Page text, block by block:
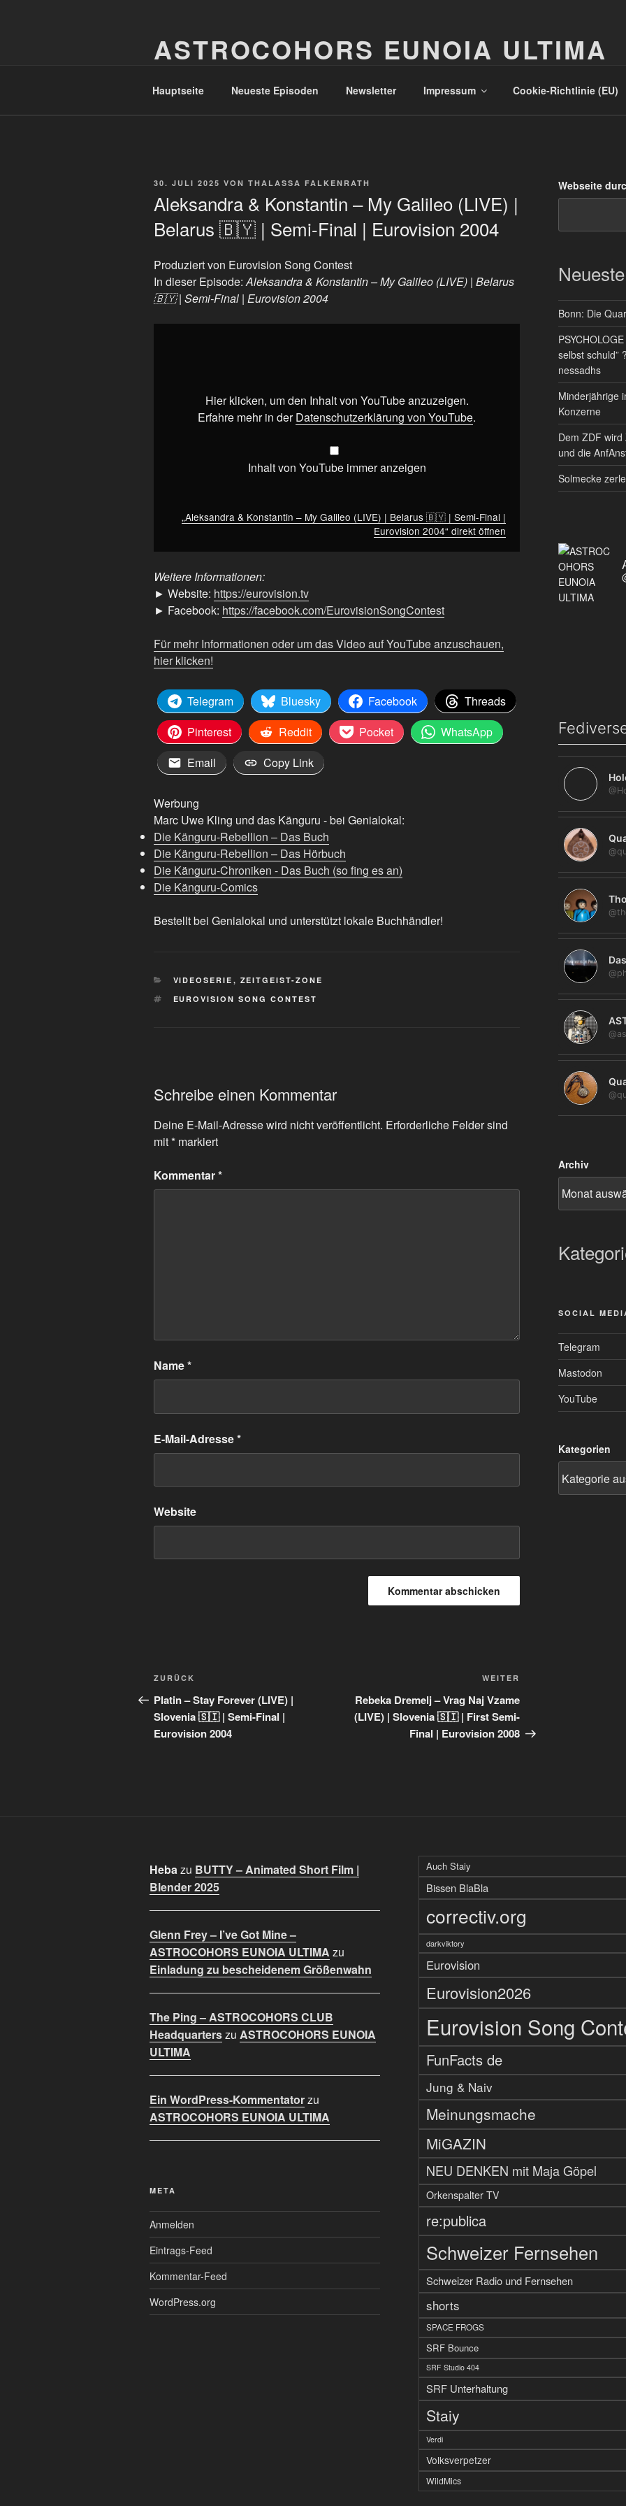
ASTROCOHORS EUNOIA ULTIMA
Hauptseite Neueste Episoden Newsletter Impressum Cookie-Richtlinie (EU)
VERÖFFENTLICHT
30. JULI 2025 VON THALASSA FALKENRATH
Aleksandra & Konstantin – My Galileo (LIVE) |
Belarus 🇧🇾 | Semi-Final | Eurovision 2004
Produziert von Eurovision Song Contest
In dieser Episode:Aleksandra & Konstantin – My Galileo (LIVE) | Belarus
🇧🇾 | Semi-Final | Eurovision 2004
Semi-
|
2004“
von
YouTube
Hier klicken, um den Inhalt von YouTube anzuzeigen.
Erfahre mehr in derDatenschutzerklärung von YouTube.
Inhalt von YouTube immer anzeigen
„Aleksandra & Konstantin – My Galileo (LIVE) | Belarus 🇧🇾 | Semi-Final |
Eurovision 2004“ direkt öffnen
Weitere Informationen:
► Website: https://eurovision.tv
► Facebook: https://facebook.com/EurovisionSongContest
Für mehr Informationen oder um das Video auf YouTube anzuschauen,
hier klicken!
Telegram Bluesky Facebook
Threads
Pinterest
Reddit Pocket
WhatsApp
Email
Copy Link
Werbung
Marc Uwe Kling und das Känguru - bei Genialokal:
Die Känguru-Rebellion – Das Buch
Die Känguru-Rebellion – Das Hörbuch
Die Känguru-Chroniken - Das Buch (so fing es an)
Die Känguru-Comics
Bestellt bei Genialokal und unterstützt lokale Buchhändler!
KATEGORIEN
VIDEOSERIE , ZEITGEIST-ZONE
SCHLAGWÖRTER
EUROVISION SONG CONTEST
Schreibe einen Kommentar
Deine E-Mail-Adresse wird nicht veröffentlicht. Erforderliche Felder sind
mit* markiert
Kommentar*
Name*
E-Mail-Adresse*
Website
Beitragsnavigation
Vorheriger
Beitrag
ZURÜCK
Platin – Stay Forever (LIVE) |
Slovenia 🇸🇮 | Semi-Final |
Eurovision 2004
Beitrag
WEITER
Rebeka Dremelj – Vrag Naj Vzame
(LIVE) | Slovenia 🇸🇮 | First Semi-
Final | Eurovision 2008
Webseite
Bonn: Die
selbst schuld”
nessadhs
Minderjährige
Konzerne
Dem ZDF
und die
Solmecke
Archiv
SOCIAL
Telegram
Mastodon
YouTube
Kategorien
Hebazu BUTTY – Animated Short Film |
Blender 2025
Glenn Frey – I’ve Got Mine –
ASTROCOHORS EUNOIA ULTIMA zu
Einladung zu bescheidenem Größenwahn
The Ping – ASTROCOHORS CLUB
Headquarterszu ASTROCOHORS EUNOIA
ULTIMA
Ein WordPress-Kommentatorzu
ASTROCOHORS EUNOIA ULTIMA
META
Anmelden
Eintrags-Feed
Kommentar-Feed
WordPress.org
Auch Staiy
Bissen BlaBla
correctiv.org
darkviktory
Eurovision
Eurovision2026
Eurovision Song
FunFacts de
Jung & Naiv
Meinungsmache
MiGAZIN
NEU DENKEN mit Maja Göpel
Orkenspalter TV
re:publica
Schweizer Fernsehen
Schweizer Radio und Fernsehen
shorts
SPACE FROGS
SRF Bounce
SRF Studio 404
SRF Unterhaltung
Staiy
Verdi
Volksverpetzer
WildMics